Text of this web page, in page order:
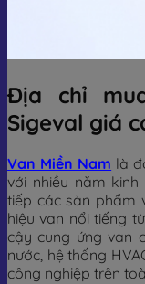
Địa chỉ
Sigeval giá
Van Miền Nam là
với nhiều năm
tiếp các sản phẩm
hiệu van nổi tiếng
cậy cung ứng van
nước, hệ thống
công nghiệp trên